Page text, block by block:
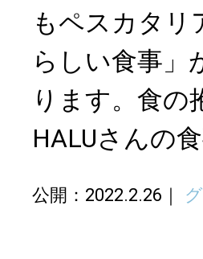
もペスカタリ
らしい食事」
ります。食の
HALUさんの
公開：2022.2.26